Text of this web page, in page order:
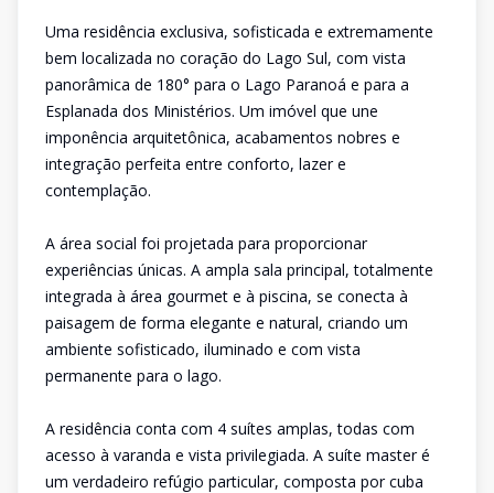
Uma residência exclusiva, sofisticada e extremamente
bem localizada no coração do Lago Sul, com vista
panorâmica de 180° para o Lago Paranoá e para a
Esplanada dos Ministérios. Um imóvel que une
imponência arquitetônica, acabamentos nobres e
integração perfeita entre conforto, lazer e
contemplação.
A área social foi projetada para proporcionar
experiências únicas. A ampla sala principal, totalmente
integrada à área gourmet e à piscina, se conecta à
paisagem de forma elegante e natural, criando um
ambiente sofisticado, iluminado e com vista
permanente para o lago.
A residência conta com 4 suítes amplas, todas com
acesso à varanda e vista privilegiada. A suíte master é
um verdadeiro refúgio particular, composta por cuba